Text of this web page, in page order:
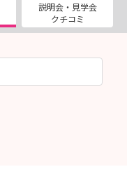
説明会・見学会
クチコミ